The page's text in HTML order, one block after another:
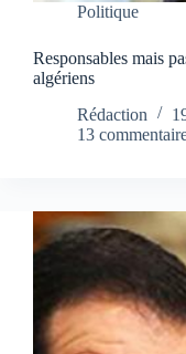
Politique
Responsables mais
algériens
Rédaction
13